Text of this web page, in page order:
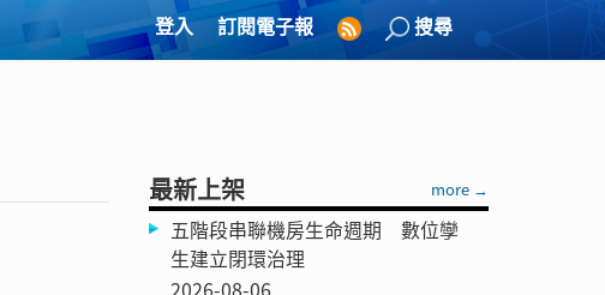
登入 訂閱電子報 搜尋
最新上架 more →
五階段串聯機房生命週期 數位孿
生建立閉環治理
2026-08-06